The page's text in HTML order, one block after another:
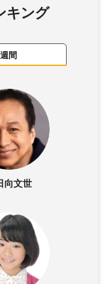
キング
週間
向文世